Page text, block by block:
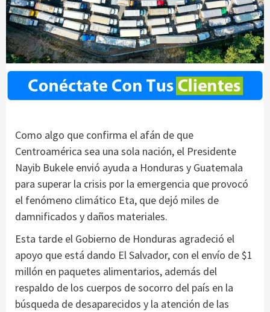
Como algo que confirma el afán de que
Centroamérica sea una sola nación, el Presidente
Nayib Bukele envió ayuda a Honduras y Guatemala
para superar la crisis por la emergencia que provocó
el fenómeno climático Eta, que dejó miles de
damnificados y daños materiales.
Esta tarde el Gobierno de Honduras agradeció el
apoyo que está dando El Salvador, con el envío de $1
millón en paquetes alimentarios, además del
respaldo de los cuerpos de socorro del país en la
búsqueda de desaparecidos y la atención de las